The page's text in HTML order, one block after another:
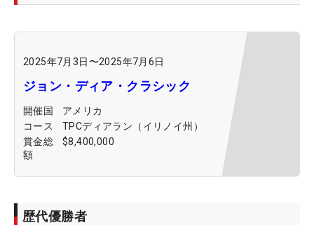
2025年7月3日 〜2025年7月6日
ジョン・ディア・クラシック
開催国
アメリカ
コース
TPCディアラン（イリノイ州）
賞金総
額
$8,400,000
歴代優勝者